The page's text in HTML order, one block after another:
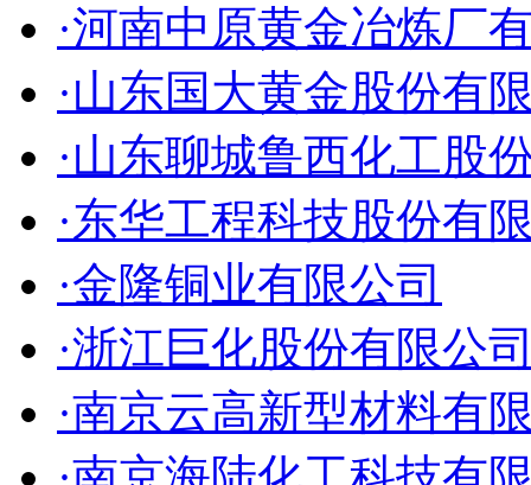
·河南中原黄金冶炼厂
·山东国大黄金股份有
·山东聊城鲁西化工股
·东华工程科技股份有
·金隆铜业有限公司
·浙江巨化股份有限公
·南京云高新型材料有